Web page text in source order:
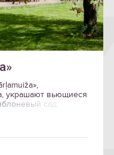
украшают вьющиеся
сад.